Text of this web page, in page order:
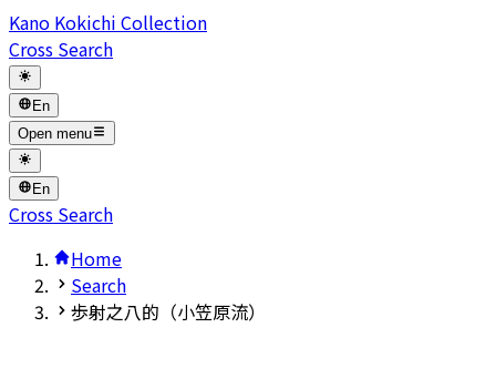
Kano Kokichi Collection
Cross Search
En
Open menu
En
Cross Search
Home
Search
歩射之八的（小笠原流）